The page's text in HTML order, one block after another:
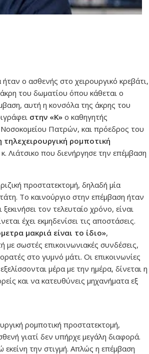
ο ασθενής στο χειρουργικό κρεβάτι,
του δωματίου όπου κάθεται ο
αυτή η κονσόλα της άκρης του
στην «Κ» ο καθηγητής
Πατρών, και πρόεδρος του
ρομποτική
Λιάτσικο που διενήργησε την επέμβαση
προστατεκτομή, δηλαδή μία
Το καινούργιο στην επέμβαση ήταν
τον τελευταίο χρόνο, είναι
έχει εκμηδενίσει τις αποστάσεις.
μακριά είναι το ίδιο»,
με σωστές επικοινωνιακές συνδέσεις,
στο γυμνό μάτι. Οι επικοινωνίες
μέρα με την ημέρα, δίνεται η
και να κατευθύνεις μηχανήματα εξ
ρομποτική προστατεκτομή,
γιατί δεν υπήρχε μεγάλη διαφορά.
την στιγμή. Απλώς η επέμβαση